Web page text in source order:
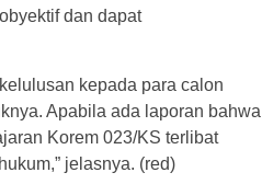
dan dapat
kepada para calon
Apabila ada laporan bahwa
Korem 023/KS terlibat
jelasnya. (red)